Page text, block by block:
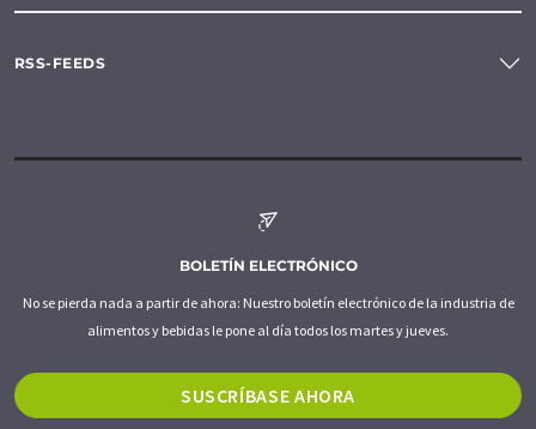
RSS-FEEDS
BOLETÍN ELECTRÓNICO
No se pierda nada a partir de ahora: Nuestro boletín electrónico de la industria de
alimentos y bebidas le pone al día todos los martes y jueves.
SUSCRÍBASE AHORA